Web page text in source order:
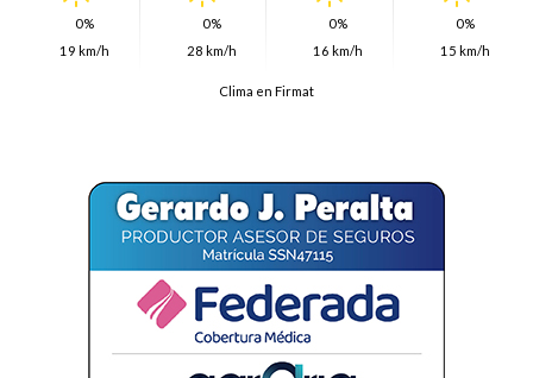
0%
19 km/h
0%
28 km/h
0%
16 km/h
0%
15 km/h
Clima en Firmat